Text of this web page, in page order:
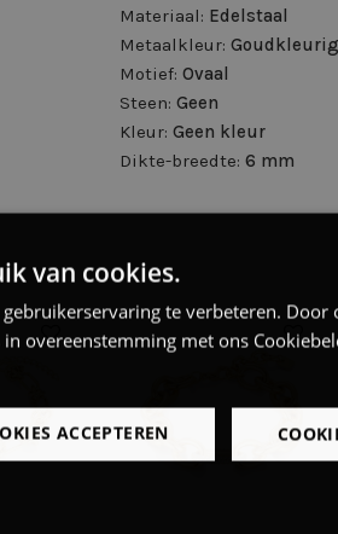
Materiaal: Edelstaal
Metaalkleur: Goudkleurig
Motief: Ovaal
Steen: Geen
Kleur: Geen kleur
Dikte-breedte: 6 mm
van cookies.
te verbeteren. Door
overeenstemming met ons
ACCEPTEREN